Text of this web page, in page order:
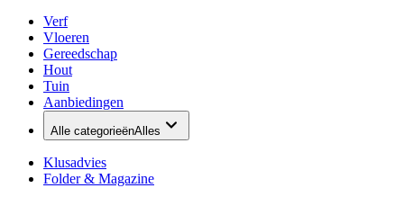
Verf
Vloeren
Gereedschap
Hout
Tuin
Aanbiedingen
Alle categorieënAlles
Klusadvies
Folder & Magazine